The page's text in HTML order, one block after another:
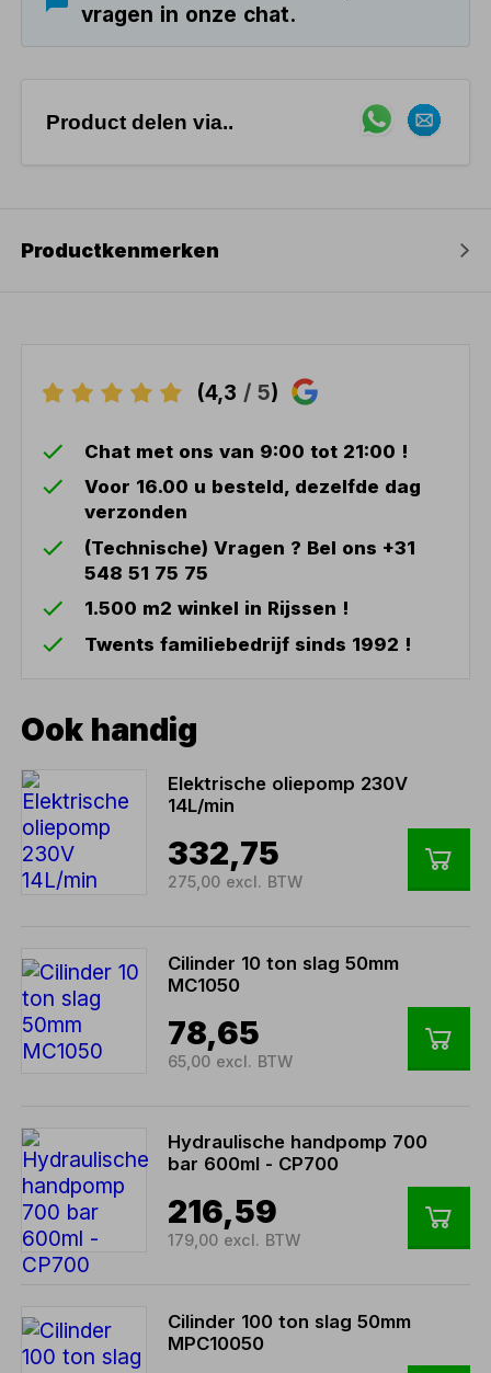
vragen in onze chat.
Product delen via..
Productkenmerken
(4,3 / 5)
Chat met ons van 9:00 tot 21:00 !
Voor 16.00 u besteld, dezelfde dag
verzonden
(Technische) Vragen ? Bel ons +31
548 51 75 75
1.500 m2 winkel in Rijssen !
Twents familiebedrijf sinds 1992 !
Ook handig
Elektrische oliepomp 230V
14L/min
332,75
275,00 excl. BTW
Cilinder 10 ton slag 50mm
MC1050
78,65
65,00 excl. BTW
Hydraulische handpomp 700
bar 600ml - CP700
216,59
179,00 excl. BTW
Cilinder 100 ton slag 50mm
MPC10050